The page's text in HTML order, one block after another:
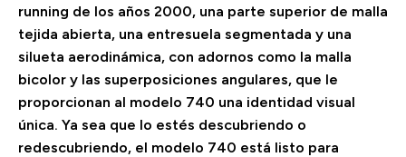
running de los años 2000, una parte superior de malla
tejida abierta, una entresuela segmentada y una
silueta aerodinámica, con adornos como la malla
bicolor y las superposiciones angulares, que le
proporcionan al modelo 740 una identidad visual
única. Ya sea que lo estés descubriendo o
redescubriendo, el modelo 740 está listo para